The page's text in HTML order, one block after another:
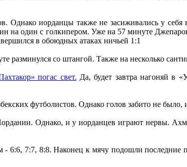
Однако иорданцы также не засиживались у
один с голкипером. Уже на 57 минуте
в обоюдных атаках ничьей 1:1
разминулся со штангой. Также на несколько
погас свет. Да, будет завтра нагоняй в
футболистов. Однако голов забито не
Однако, и у иорданцев играют нервы.
- 6:6, 7:7, 8:8. Наконец к мячу подошли